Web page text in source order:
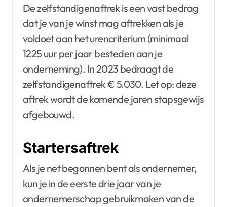
De zelfstandigenaftrek is een vast bedrag
dat je van je winst mag aftrekken als je
voldoet aan het urencriterium (minimaal
1225 uur per jaar besteden aan je
onderneming). In 2023 bedraagt de
zelfstandigenaftrek € 5.030. Let op: deze
aftrek wordt de komende jaren stapsgewijs
afgebouwd.
Startersaftrek
Als je net begonnen bent als ondernemer,
kun je in de eerste drie jaar van je
ondernemerschap gebruikmaken van de